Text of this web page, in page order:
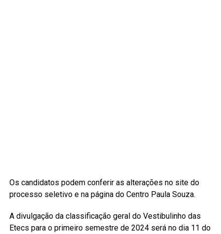
Os candidatos podem conferir as alterações no site do
processo seletivo e na página do Centro Paula Souza.
A divulgação da classificação geral do Vestibulinho das
Etecs para o primeiro semestre de 2024 será no dia 11 do